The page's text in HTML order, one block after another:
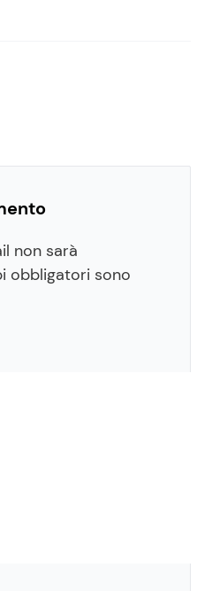
non sarà
obbligatori sono